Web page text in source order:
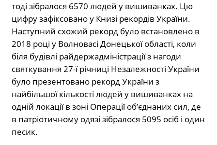
тоді зібралося 6570 людей у вишиванках. Цю
цифру зафіксовано у Книзі рекордів України.
Наступний схожий рекорд було встановлено в
2018 році у Волновасі Донецької області, коли
біля будівлі райдержадміністрації з нагоди
святкування 27-ї річниці Незалежності України
було презентовано рекорд України з
найбільшої кількості людей у вишиванках на
одній локації в зоні Операції об’єднаних сил, де
в патріотичному одязі зібралося 5095 осіб і один
песик.